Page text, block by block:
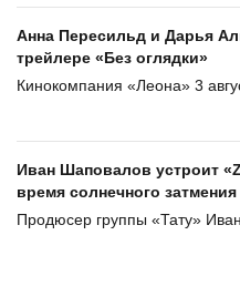
Анна Пересильд и Дарья
трейлере «Без оглядки»
Кинокомпания «Леона» 3
Иван Шаповалов устроит
время солнечного затмения
Продюсер группы «Тату»